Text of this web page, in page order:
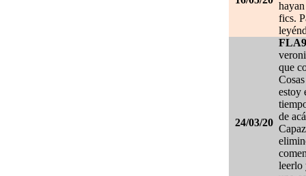
fics.
24/03/20
que
estoy
de
leerlo